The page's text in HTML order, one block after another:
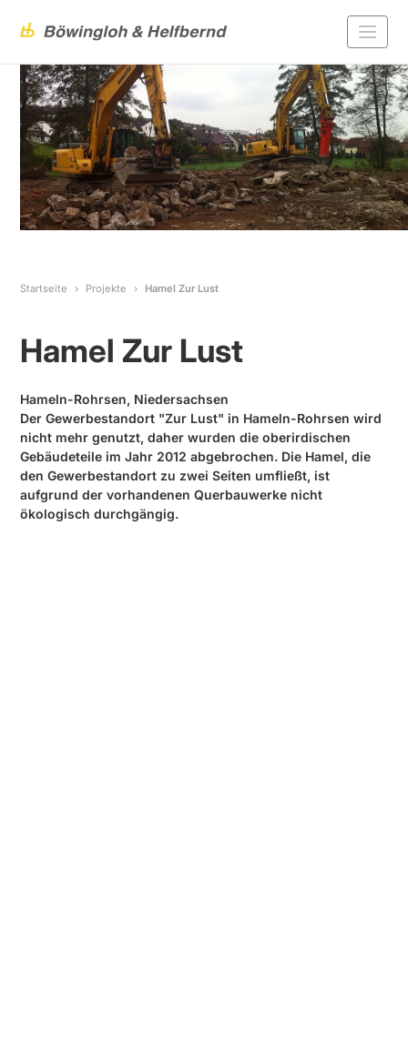
Startseite Projekte Hamel Zur Lust
Hamel Zur Lust
Hameln-Rohrsen, Niedersachsen
Der Gewerbestandort "Zur Lust" in Hameln-Rohrsen wird
nicht mehr genutzt, daher wurden die oberirdischen
Gebäudeteile im Jahr 2012 abgebrochen. Die Hamel, die
den Gewerbestandort zu zwei Seiten umfließt, ist
aufgrund der vorhandenen Querbauwerke nicht
ökologisch durchgängig.